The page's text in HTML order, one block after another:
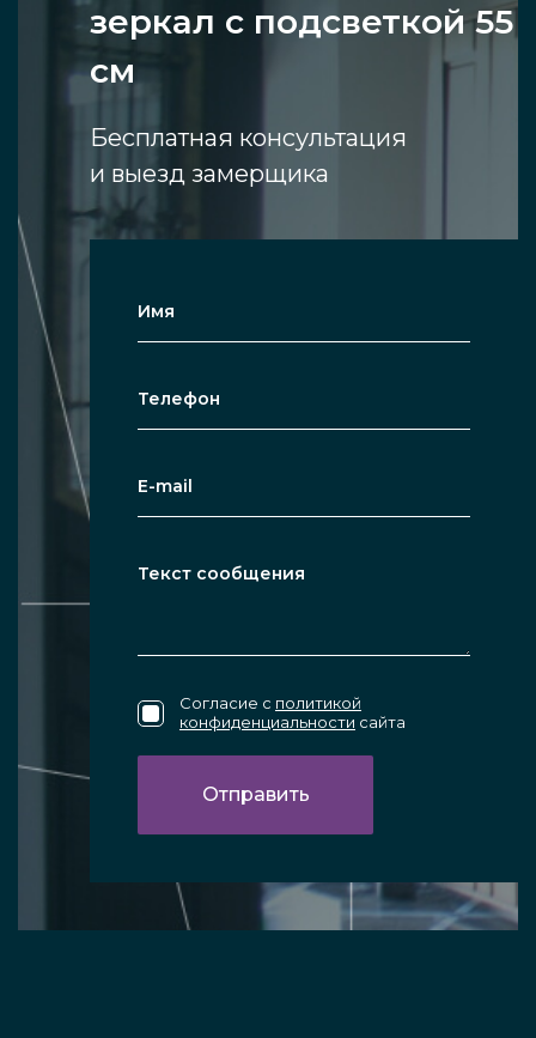
зеркал с подсветкой 55
см
Бесплатная консультация
и выезд замерщика
Согласие с политикой
конфиденциальности сайта